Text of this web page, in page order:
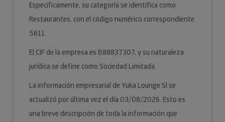
Específicamente, su categoría se identifica como
Restaurantes, con el código numérico correspondiente
5611.
El CIF de la empresa es B88837307, y su naturaleza
jurídica se define como Sociedad Limitada.
La información empresarial de Yuka Lounge Sl se
actualizó por última vez el día 03/08/2026. Esto es
una breve descripción de toda la información que